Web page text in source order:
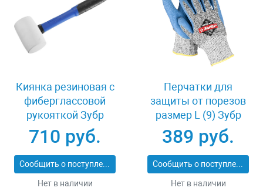
Киянка резиновая с
фиберглассовой
рукояткой Зубр
ПРОФИ 20531-
450_z02
710 руб.
Сообщить о поступлении
Нет в наличии
Перчатки для
защиты от порезов
размер L (9) Зубр
11277-L
389 руб.
Сообщить о поступлении
Нет в наличии